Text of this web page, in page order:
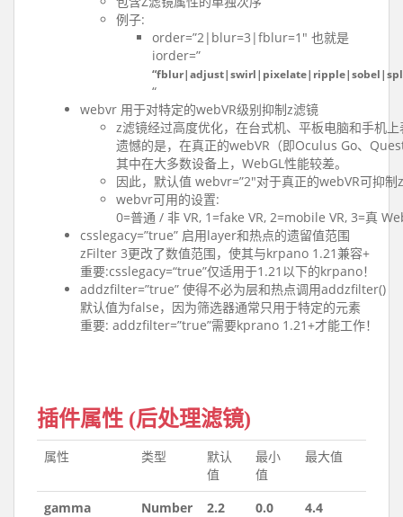
例子:
order=”2|blur=3|fblur=1″ 也就是
iorder=”
“
webvr 用于对特定的webVR级别抑制z滤镜
z滤镜经过高度优化，在台式机、平板电脑和手机
遗憾的是，在真正的webVR（即Oculus Go、
其中在大多数设备上，WebGL性能较差。
因此，默认值 webvr=”2″对于真正的webVR可抑制
webvr可用的设置:
0=普通 / 非 VR, 1=fake VR, 2=mobile VR, 3=真
csslegacy=”true” 启用layer和热点的遗留值范围
zFilter 3更改了数值范围，使其与krpano 1.21兼容+
重要:csslegacy=“true”仅适用于1.21以下的krpano！
addzfilter=”true” 使得不必为层和热点调用addzfilter()
默认值为false，因为筛选器通常只用于特定的元素
重要: addzfilter=”true”需要kprano 1.21+才能工作！
插件属性 (后处理滤镜)
属性 类型
默认
值
最小
值
最大值
gamma Number 2.2 0.0
4.4